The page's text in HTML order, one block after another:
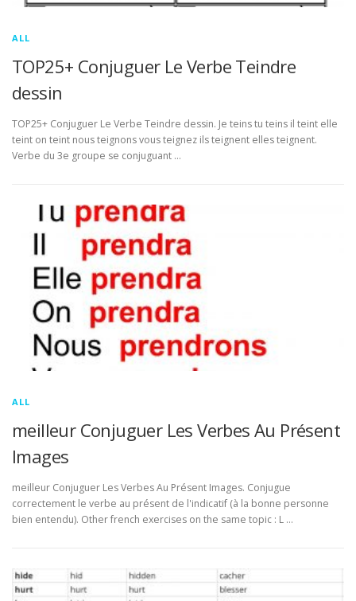
ALL
TOP25+ Conjuguer Le Verbe Teindre
dessin
TOP25+ Conjuguer Le Verbe Teindre dessin. Je teins tu teins il teint elle
teint on teint nous teignons vous teignez ils teignent elles teignent.
Verbe du 3e groupe se conjuguant …
ALL
meilleur Conjuguer Les Verbes Au Présent
Images
meilleur Conjuguer Les Verbes Au Présent Images. Conjugue
correctement le verbe au présent de l'indicatif (à la bonne personne
bien entendu). Other french exercises on the same topic : L …